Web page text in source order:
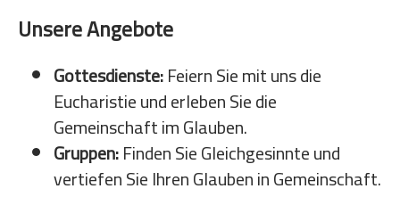
Unsere Angebote
Gottesdienste:Feiern Sie mit uns die
Eucharistie und erleben Sie die
Gemeinschaft im Glauben.
Gruppen:Finden Sie Gleichgesinnte und
vertiefen Sie Ihren Glauben in Gemeinschaft.